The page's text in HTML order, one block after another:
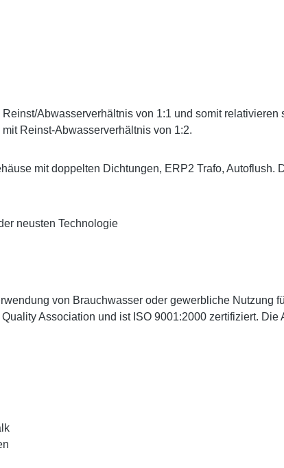
Abwasserverhältnis von 1:1 und somit relativieren
Reinst-Abwasserverhältnis von 1:2.
mit doppelten Dichtungen, ERP2 Trafo, Autoflush.
neusten Technologie
von Brauchwasser oder gewerbliche Nutzung
Association und ist ISO 9001:2000 zertifiziert. Die